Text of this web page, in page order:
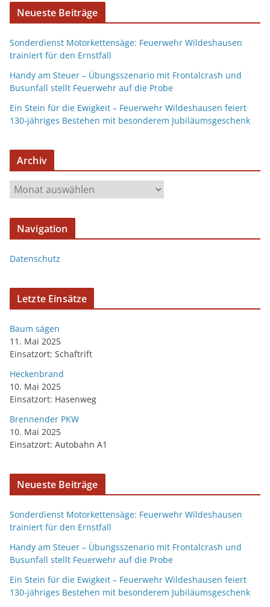
Neueste Beiträge
Sonderdienst Motorkettensäge: Feuerwehr Wildeshausen
trainiert für den Ernstfall
Handy am Steuer – Übungsszenario mit Frontalcrash und
Busunfall stellt Feuerwehr auf die Probe
Ein Stein für die Ewigkeit – Feuerwehr Wildeshausen feiert
130-jähriges Bestehen mit besonderem Jubiläumsgeschenk
Archiv
Navigation
Datenschutz
Letzte Einsätze
Baum sägen
11. Mai 2025
Einsatzort: Schaftrift
Heckenbrand
10. Mai 2025
Einsatzort: Hasenweg
Brennender PKW
10. Mai 2025
Einsatzort: Autobahn A1
Neueste Beiträge
Sonderdienst Motorkettensäge: Feuerwehr Wildeshausen
trainiert für den Ernstfall
Handy am Steuer – Übungsszenario mit Frontalcrash und
Busunfall stellt Feuerwehr auf die Probe
Ein Stein für die Ewigkeit – Feuerwehr Wildeshausen feiert
130-jähriges Bestehen mit besonderem Jubiläumsgeschenk